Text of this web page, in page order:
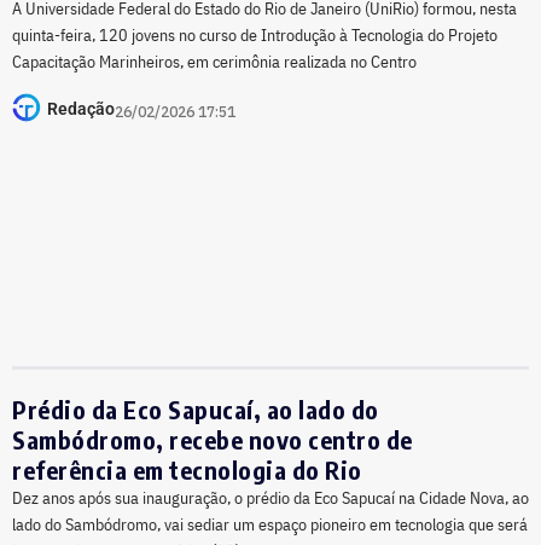
A Universidade Federal do Estado do Rio de Janeiro (UniRio) formou, nesta
quinta-feira, 120 jovens no curso de Introdução à Tecnologia do Projeto
Capacitação Marinheiros, em cerimônia realizada no Centro
Redação26/02/2026 17:51
Prédio da Eco Sapucaí, ao lado do
Sambódromo, recebe novo centro de
referência em tecnologia do Rio
Dez anos após sua inauguração, o prédio da Eco Sapucaí na Cidade Nova, ao
lado do Sambódromo, vai sediar um espaço pioneiro em tecnologia que será